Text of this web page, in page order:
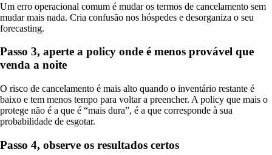
Um erro operacional comum é mudar os termos de cancelamento sem
mudar mais nada. Cria confusão nos hóspedes e desorganiza o seu
forecasting.
Passo 3, aperte a policy onde é menos provável que
venda a noite
O risco de cancelamento é mais alto quando o inventário restante é
baixo e tem menos tempo para voltar a preencher. A policy que mais o
protege não é a que é “mais dura”, é a que corresponde à sua
probabilidade de esgotar.
Passo 4, observe os resultados certos